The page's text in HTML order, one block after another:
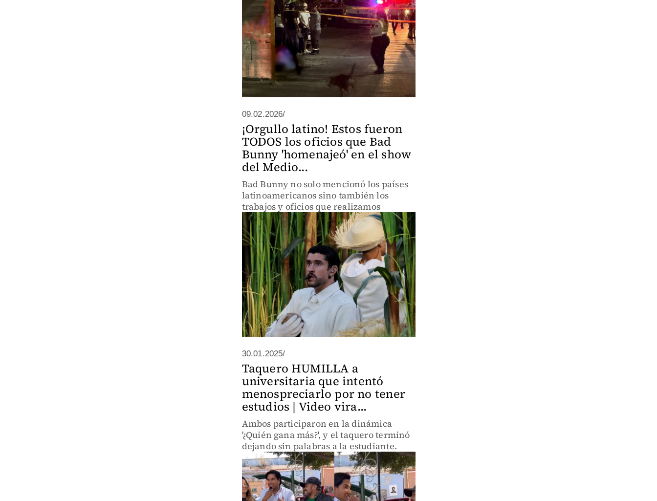
09.02.2026/
¡Orgullo latino! Estos fueron
TODOS los oficios que Bad
Bunny 'homenajeó' en el show
del Medio...
Bad Bunny no solo mencionó los países
latinoamericanos sino también los
trabajos y oficios que realizamos
30.01.2025/
Taquero HUMILLA a
universitaria que intentó
menospreciarlo por no tener
estudios | Video vira...
Ambos participaron en la dinámica
'¿Quién gana más?', y el taquero terminó
dejando sin palabras a la estudiante.